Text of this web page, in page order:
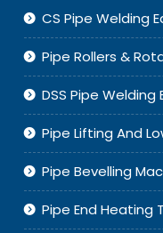
CS Pipe Welding
Pipe Rollers &
DSS Pipe Welding
Pipe Lifting And
Pipe Bevelling
Pipe End Heating